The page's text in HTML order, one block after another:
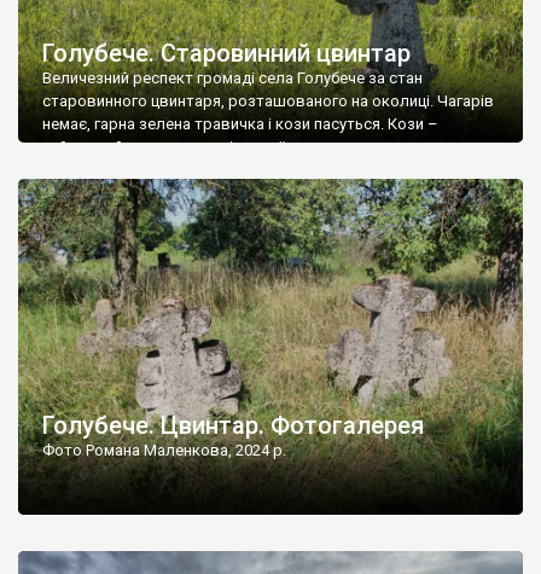
Голубече. Старовинний цвинтар
Величезний респект громаді села Голубече за стан
старовинного цвинтаря, розташованого на околиці. Чагарів
немає, гарна зелена травичка і кози пасуться. Кози –
найкращий регулятор шкідливої, для старих кладовищ,
бруньками, кози ті бруньки обгризають, бо то улюблений
делікатес. На цвинтарі у Голубечому ціла колекція
різноманітних форм хрестів. Село відносно невелике, […]
Голубече. Цвинтар. Фотогалерея
Фото Романа Маленкова, 2024 р.